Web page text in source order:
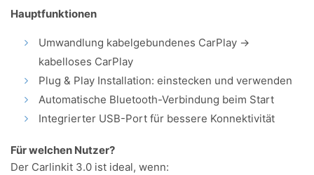
Hauptfunktionen
Umwandlung kabelgebundenes CarPlay →
kabelloses CarPlay
Plug & Play Installation: einstecken und verwenden
Automatische Bluetooth-Verbindung beim Start
Integrierter USB-Port für bessere Konnektivität
Für welchen Nutzer?
Der Carlinkit 3.0 ist ideal, wenn: